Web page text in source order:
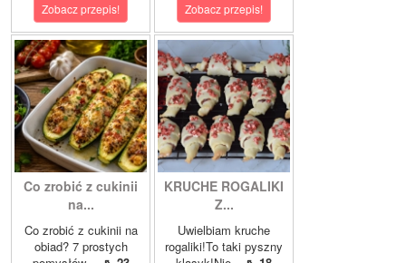
Zobacz przepis! Zobacz przepis!
Co zrobić z cukinii
na...
Co zrobić z cukinii na
obiad? 7 prostych
KRUCHE ROGALIKI
Z...
Uwielbiam kruche
rogaliki!To taki pyszny